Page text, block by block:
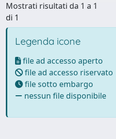
Mostrati risultati da 1 a 1
di 1
Legenda icone
file ad accesso aperto
file ad accesso riservato
file sotto embargo
nessun file disponibile